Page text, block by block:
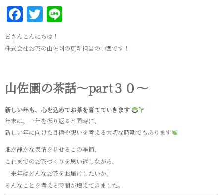
Facebook
Twitter
皆さんこんにちは！
株式会社お茶の山佐園の更新担当の中西です！
山佐園の茶話～part３０～
新しい年も、心を込めてお茶を育てていきます
年末は、一年を振り返ると同時に、
新しい年に向けた目標や想いを考える大切な時期でもあります
畑が静かな表情を見せるこの季節、
これまでのお茶づくりを思い返しながら、
「来年はどんなお茶をお届けしたいか」
そんなことを考える時間が増えてきました。